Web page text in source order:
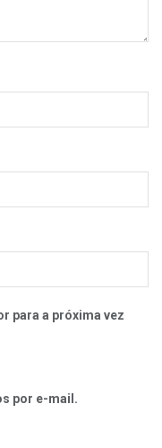
para a próxima vez
por e-mail.